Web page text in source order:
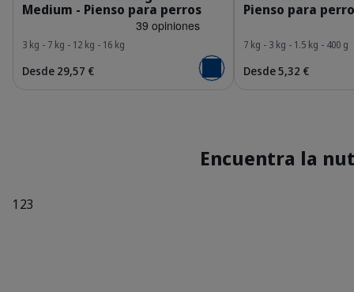
Medium - Pienso para perros
3 kg - 7 kg - 12 kg - 16 kg
Desde 29,57 € Añadir al carrito
Pienso para
7 kg - 3 kg - 1.5 kg - 400 g
Desde 5,32 €
Encuentra la